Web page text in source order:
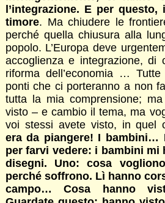
l’integrazione. E per
timore. Ma chiudere le
perché quella chiusura alla
popolo. L’Europa deve
accoglienza e integrazione, di
riforma dell’economia …
ponti che ci porteranno a non
tutta la mia comprensione;
visto – e cambio il tema, ma
voi stessi avete visto, in quel
era da piangere! I bambini…
per farvi vedere: i bambini mi
disegni. Uno: cosa
perché soffrono. Lì hanno
campo… Cosa hanno